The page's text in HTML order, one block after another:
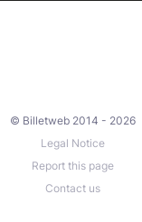
© Billetweb 2014 - 2026
Legal Notice
Report this page
Contact us